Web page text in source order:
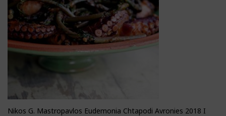
Nikos G. Mastropavlos Eudemonia Chtapodi Avronies 2018 I